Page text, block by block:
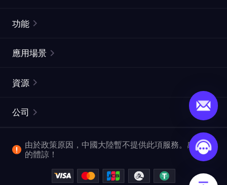
靜態住宅代理
網頁擷取 API
視頻下載 API
功能
ISP代理
ProxySite
應用場景
市場研究
爬行和索引
查看所有使用案例
資源
常見問題解答
位置
公司
企業服務
反洗錢合規計劃
由於政策原因，中國大陸暫不提供此項服務。感謝您
的體諒！